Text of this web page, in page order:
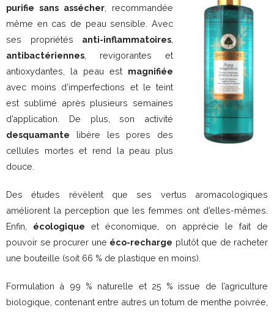
purifie sans assécher , recommandée
même en cas de peau sensible. Avec
ses propriétés anti-inflammatoires
antibactériennes , revigorantes et
antioxydantes, la peau est magnifiée
avec moins d’imperfections et le teint
est sublimé après plusieurs semaines
d’application. De plus, son activité
desquamante libère les pores des
cellules mortes et rend la peau plus
douce.
Des études révèlent que ses vertus aromacologiques
améliorent la perception que les femmes ont d’elles-mêmes.
Enfin, écologique et économique, on apprécie le fait de
pouvoir se procurer une éco-recharge plutôt que de racheter
une bouteille (soit 66 % de plastique en moins).
Formulation à 99 % naturelle et 25 % issue de l’agriculture
biologique, contenant entre autres un totum de menthe poivrée,